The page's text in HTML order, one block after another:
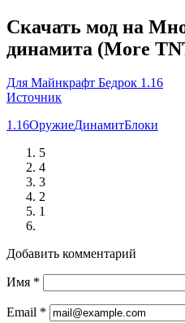
Скачать мод на
динамита (More
Для Майнкрафт Бедрок 1.16
Источник
1.16ОружиеДинамитБлоки
5
4
3
2
1
Добавить комментарий
Имя *
Email *